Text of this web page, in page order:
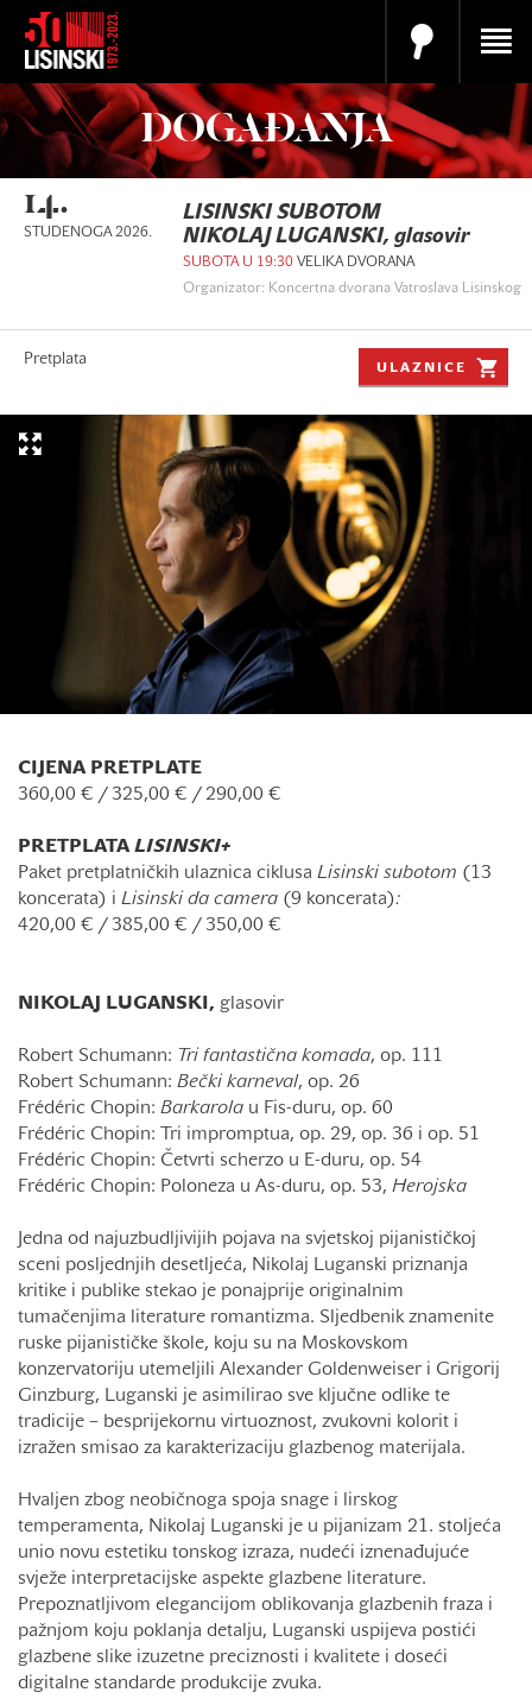
DOGAĐANJA
14.
STUDENOGA 2026.
LISINSKI SUBOTOM
NIKOLAJ LUGANSKI, glasovir
SUBOTA U 19:30 VELIKA DVORANA
Organizator: Koncertna dvorana Vatroslava Lisinskog
Pretplata
ULAZNICE
CIJENA PRETPLATE
360,00 € / 325,00 € / 290,00 €
PRETPLATA LISINSKI+
Paket pretplatničkih ulaznica ciklusa Lisinski subotom (13
koncerata) i Lisinski da camera (9 koncerata):
420,00 € / 385,00 € / 350,00 €
NIKOLAJ LUGANSKI, glasovir
Robert Schumann: Tri fantastična komada, op. 111
Robert Schumann: Bečki karneval, op. 26
Frédéric Chopin: Barkarola u Fis-duru, op. 60
Frédéric Chopin: Tri impromptua, op. 29, op. 36 i op. 51
Frédéric Chopin: Četvrti scherzo u E-duru, op. 54
Frédéric Chopin: Poloneza u As-duru, op. 53, Herojska
Jedna od najuzbudljivijih pojava na svjetskoj pijanističkoj
sceni posljednjih desetljeća, Nikolaj Luganski priznanja
kritike i publike stekao je ponajprije originalnim
tumačenjima literature romantizma. Sljedbenik znamenite
ruske pijanističke škole, koju su na Moskovskom
konzervatoriju utemeljili Alexander Goldenweiser i Grigorij
Ginzburg, Luganski je asimilirao sve ključne odlike te
tradicije – besprijekornu virtuoznost, zvukovni kolorit i
izražen smisao za karakterizaciju glazbenog materijala.
Hvaljen zbog neobičnoga spoja snage i lirskog
temperamenta, Nikolaj Luganski je u pijanizam 21. stoljeća
unio novu estetiku tonskog izraza, nudeći iznenađujuće
svježe interpretacijske aspekte glazbene literature.
Prepoznatljivom elegancijom oblikovanja glazbenih fraza i
pažnjom koju poklanja detalju, Luganski uspijeva postići
glazbene slike izuzetne preciznosti i kvalitete i doseći
digitalne standarde produkcije zvuka.